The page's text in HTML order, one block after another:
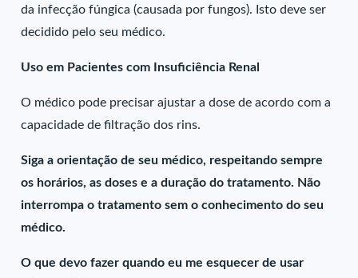
da infecção fúngica (causada por fungos). Isto deve ser
decidido pelo seu médico.
Uso em Pacientes com Insuficiência Renal
O médico pode precisar ajustar a dose de acordo com a
capacidade de filtração dos rins.
Siga a orientação de seu médico, respeitando sempre
os horários, as doses e a duração do tratamento. Não
interrompa o tratamento sem o conhecimento do seu
médico.
O que devo fazer quando eu me esquecer de usar